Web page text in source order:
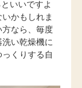
いいですよ
かもしれま
なら、毎度
い乾燥機に
くりする自